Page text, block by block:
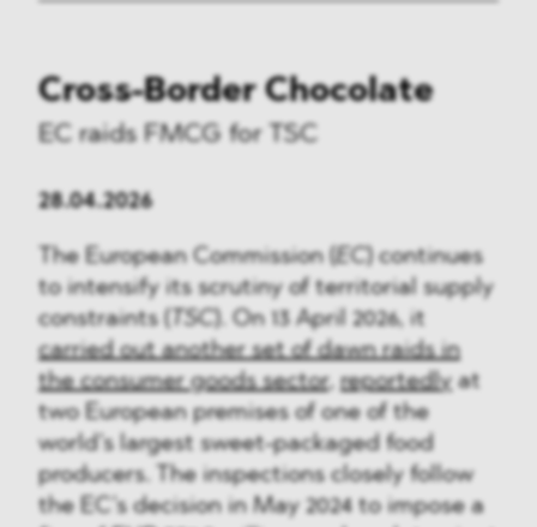
Cross-Border Chocolate
EC raids FMCG for TSC
28.04.2026
The European Commission ( EC) continues
to intensify its scrutiny of territorial supply
constraints ( TSC). On 13 April 2026, it
carried out another set of dawn raids in
the consumer goods sector,reportedly at
two European premises of one of the
world’s largest sweet-packaged food
producers. The inspections closely follow
the EC’s decision in May 2024 to impose a